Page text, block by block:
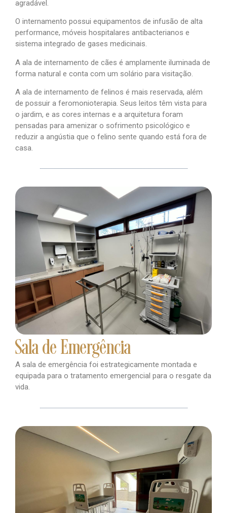
agradável.
O internamento possui equipamentos de infusão de alta
performance, móveis hospitalares antibacterianos e
sistema integrado de gases medicinais.
A ala de internamento de cães é amplamente iluminada de
forma natural e conta com um solário para visitação.
A ala de internamento de felinos é mais reservada, além
de possuir a feromonioterapia. Seus leitos têm vista para
o jardim, e as cores internas e a arquitetura foram
pensadas para amenizar o sofrimento psicológico e
reduzir a angústia que o felino sente quando está fora de
casa.
Sala de Emergência
A sala de emergência foi estrategicamente montada e
equipada para o tratamento emergencial para o resgate da
vida.